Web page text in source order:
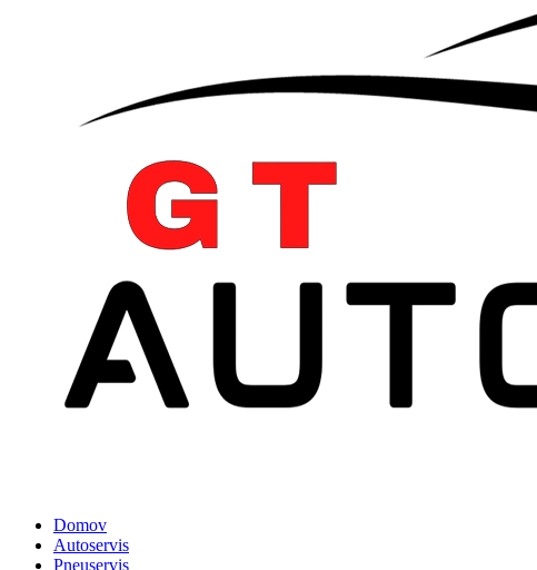
Domov
Autoservis
Pneuservis